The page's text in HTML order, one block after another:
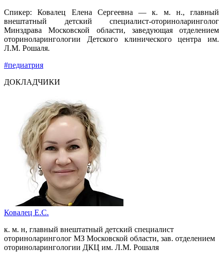
Спикер: Ковалец Елена Сергеевна — к. м. н., главный
внештатный детский специалист-оториноларинголог
Минздрава Московской области, заведующая отделением
оториноларингологии Детского клинического центра им.
Л.М. Рошаля.
#педиатрия
ДОКЛАДЧИКИ
Ковалец Е.С.
к. м. н, главный внештатный детский специалист
оториноларинголог МЗ Московской области, зав. отделением
оториноларингологии ДКЦ им. Л.М. Рошаля